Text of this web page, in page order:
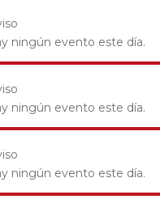
ningún evento este día.
ningún evento este día.
ningún evento este día.